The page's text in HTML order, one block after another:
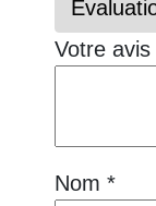
Votre avis
Nom *